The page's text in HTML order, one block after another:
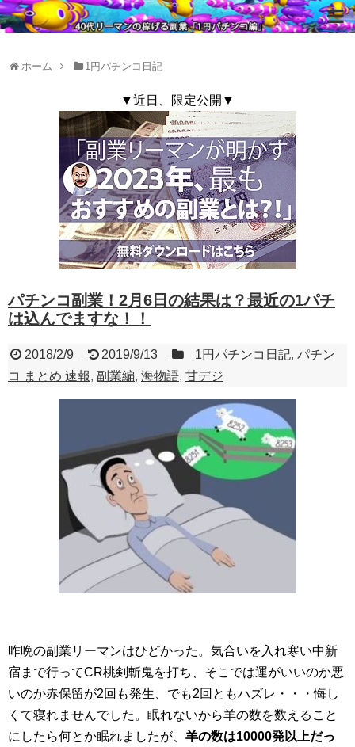
ホーム 1円パチンコ日記
▼近日、限定公開▼
パチンコ副業！2月6日の結果は？最近の1パチ
は込んでますな！！
2018/2/9 2019/9/13 1円パチンコ日記,パチン
コ まとめ 速報, 副業編, 海物語, 甘デジ
昨晩の副業リーマンはひどかった。気合いを入れ寒い中新
宿まで行ってCR桃剣斬鬼を打ち、そこでは運がいいのか悪
いのか赤保留が2回も発生、でも2回ともハズレ・・・悔し
くて寝れませんでした。眠れないから羊の数を数えること
にしたら何とか眠れましたが、 羊の数は10000発以上だっ